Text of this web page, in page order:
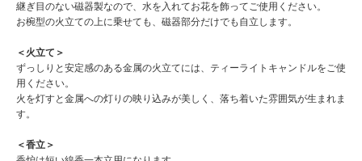
継ぎ目のない磁器製なので、水を入れてお花を飾ってご使用ください。
お椀型の火立ての上に乗せても、磁器部分だけでも自立します。
＜火立て＞
ずっしりと安定感のある金属の火立てには、ティーライトキャンドルをご使
用ください。
火を灯すと金属への灯りの映り込みが美しく、落ち着いた雰囲気が生まれま
す。
＜香立＞